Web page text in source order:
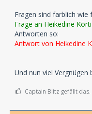
Fragen sind farblich
Frage an Heikedine
Antworten so:
Antwort von Heikedine
Und nun viel Vergnügen
Captain Blitz gefällt das.